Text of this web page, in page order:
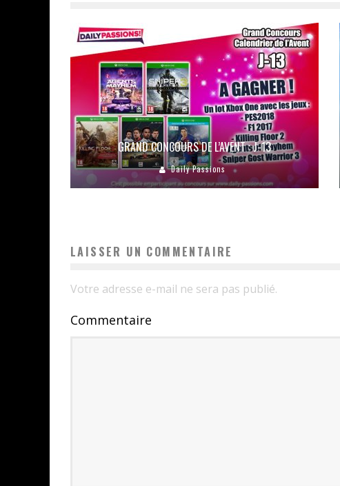
GRAND CONCOURS DE L’AVENT : J-13
Daily Passions
LAISSER UN COMMENTAIRE
Votre adresse e-mail ne sera pas publié.
Commentaire